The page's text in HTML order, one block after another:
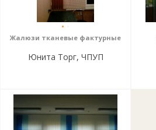
Жалюзи тканевые фактурные
Юнита Торг, ЧПУП